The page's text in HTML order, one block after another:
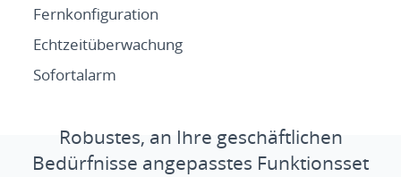
Fernkonfiguration
Echtzeitüberwachung
Sofortalarm
Robustes, an Ihre geschäftlichen
Bedürfnisse angepasstes Funktionsset